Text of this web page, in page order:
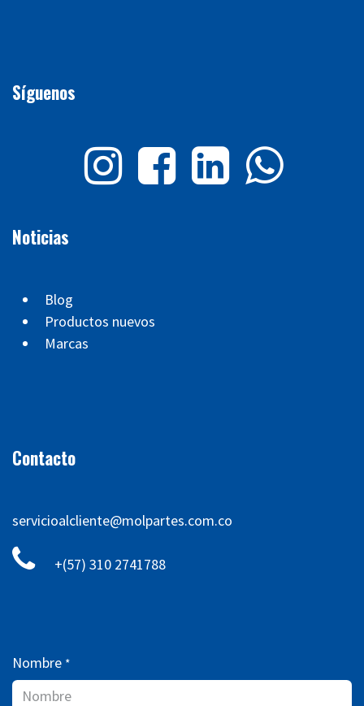
Síguenos
Noticias
Blog
Productos nuevos
Marcas
Contacto
servicioalcliente@molpartes.com.co
+(57) 310 2741788
Nombre *